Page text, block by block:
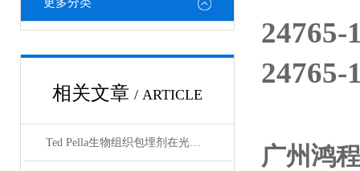
相关文章 / ARTICLE
Ted Pella生物组织包埋剂在光镜与电镜联用技术中的应用
24765-
24765-
广州鸿